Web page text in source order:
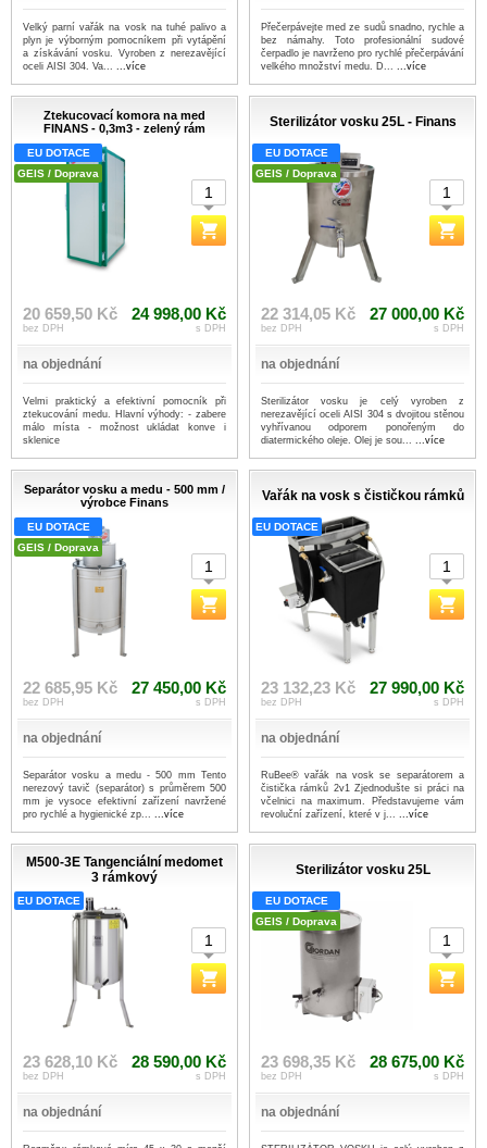
Velký parní vařák na vosk na tuhé palivo a
plyn je výborným pomocníkem při vytápění
a získávání vosku. Vyroben z nerezavějící
oceli AISI 304. Va... ...více
Přečerpávejte med ze sudů snadno, rychle a
bez námahy. Toto profesionální sudové
čerpadlo je navrženo pro rychlé přečerpávání
velkého množství medu. D... ...více
Ztekucovací komora na med
FINANS - 0,3m3 - zelený rám
EU DOTACE
GEIS / Doprava
20 659,50 Kč
bez DPH
24 998,00 Kč
s DPH
na objednání
Velmi praktický a efektivní pomocník při
ztekucování medu. Hlavní výhody: - zabere
málo místa - možnost ukládat konve i
sklenice
Sterilizátor vosku 25L - Finans
EU DOTACE
GEIS / Doprava
22 314,05 Kč
bez DPH
27 000,00 Kč
s DPH
na objednání
Sterilizátor vosku je celý vyroben z
nerezavějící oceli AISI 304 s dvojitou stěnou
vyhřívanou odporem ponořeným do
diatermického oleje. Olej je sou... ...více
Separátor vosku a medu - 500 mm /
výrobce Finans
EU DOTACE
GEIS / Doprava
22 685,95 Kč
bez DPH
27 450,00 Kč
s DPH
na objednání
Separátor vosku a medu - 500 mm Tento
nerezový tavič (separátor) s průměrem 500
mm je vysoce efektivní zařízení navržené
pro rychlé a hygienické zp... ...více
Vařák na vosk s čističkou rámků
EU DOTACE
23 132,23 Kč
bez DPH
27 990,00 Kč
s DPH
na objednání
RuBee® vařák na vosk se separátorem a
čistička rámků 2v1 Zjednodušte si práci na
včelnici na maximum. Představujeme vám
revoluční zařízení, které v j... ...více
M500-3E Tangenciální medomet
3 rámkový
EU DOTACE
23 628,10 Kč
bez DPH
28 590,00 Kč
s DPH
na objednání
Sterilizátor vosku 25L
EU DOTACE
GEIS / Doprava
23 698,35 Kč
bez DPH
28 675,00 Kč
s DPH
na objednání